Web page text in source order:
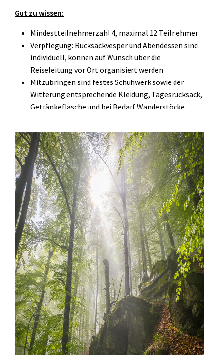
Gut zu wissen:
Mindestteilnehmerzahl 4, maximal 12 Teilnehmer
Verpflegung: Rucksackvesper und Abendessen sind
individuell, können auf Wunsch über die
Reiseleitung vor Ort organisiert werden
Mitzubringen sind festes Schuhwerk sowie der
Witterung entsprechende Kleidung, Tagesrucksack,
Getränkeflasche und bei Bedarf Wanderstöcke